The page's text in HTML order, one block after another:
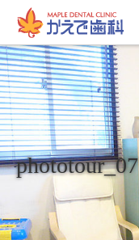
phototour_07